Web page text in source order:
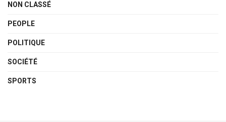
NON CLASSÉ
PEOPLE
POLITIQUE
SOCIÉTÉ
SPORTS